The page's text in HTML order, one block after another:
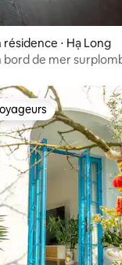
⋅ Hạ Long
de mer